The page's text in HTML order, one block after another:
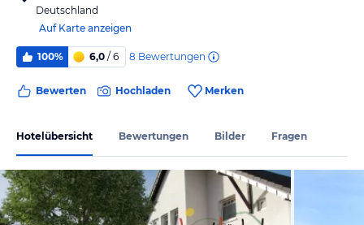
Deutschland
Auf Karte anzeigen
100% 6,0 / 6 8 Bewertungen
Bewerten Hochladen Merken
Hotelübersicht Bewertungen Bilder Fragen